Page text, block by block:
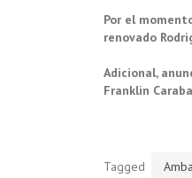
Por el
renovado
Adicional,
Franklin
Tagged